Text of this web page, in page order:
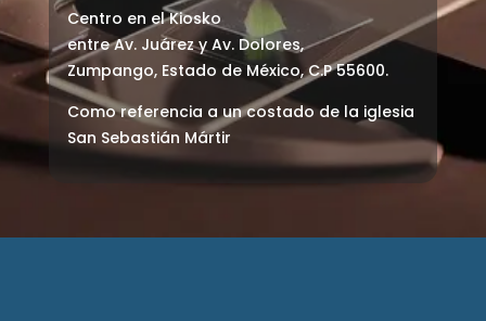
Centro en el Kiosko
entre Av. Juárez y Av. Dolores,
Zumpango, Estado de México, C.P 55600.
Como referencia a un costado de la iglesia
San Sebastián Mártir